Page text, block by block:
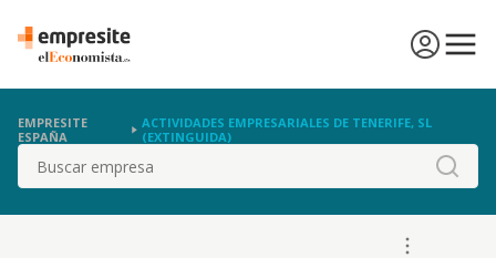
EMPRESITE
ESPAÑA
ACTIVIDADES EMPRESARIALES DE TENERIFE, SL
(EXTINGUIDA)
Buscar